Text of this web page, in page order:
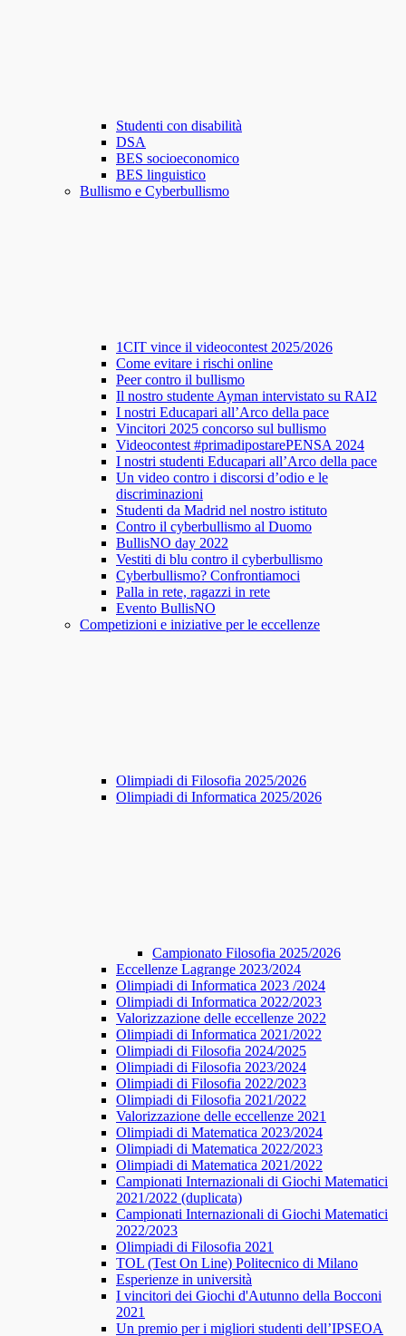
Studenti con disabilità
DSA
BES socioeconomico
BES linguistico
Bullismo e Cyberbullismo
1CIT vince il videocontest 2025/2026
Come evitare i rischi online
Peer contro il bullismo
Il nostro studente Ayman intervistato su RAI2
I nostri Educapari all’Arco della pace
Vincitori 2025 concorso sul bullismo
Videocontest #primadipostarePENSA 2024
I nostri studenti Educapari all’Arco della pace
Un video contro i discorsi d’odio e le
discriminazioni
Studenti da Madrid nel nostro istituto
Contro il cyberbullismo al Duomo
BullisNO day 2022
Vestiti di blu contro il cyberbullismo
Cyberbullismo? Confrontiamoci
Palla in rete, ragazzi in rete
Evento BullisNO
Competizioni e iniziative per le eccellenze
Olimpiadi di Filosofia 2025/2026
Olimpiadi di Informatica 2025/2026
Campionato Filosofia 2025/2026
​​Eccellenze Lagrange 2023/2024
Olimpiadi di Informatica 2023 /2024
Olimpiadi di Informatica 2022/2023
Valorizzazione delle eccellenze 2022
Olimpiadi di Informatica 2021/2022
Olimpiadi di Filosofia 2024/2025
Olimpiadi di Filosofia 2023/2024
Olimpiadi di Filosofia 2022/2023
Olimpiadi di Filosofia 2021/2022
Valorizzazione delle eccellenze 2021
Olimpiadi di Matematica 2023/2024
Olimpiadi di Matematica 2022/2023
Olimpiadi di Matematica 2021/2022
Campionati Internazionali di Giochi Matematici
2021/2022 (duplicata)
Campionati Internazionali di Giochi Matematici
2022/2023
Olimpiadi di Filosofia 2021
TOL (Test On Line) Politecnico di Milano
Esperienze in università
I vincitori dei Giochi d'Autunno della Bocconi
2021
Un premio per i migliori studenti dell’IPSEOA